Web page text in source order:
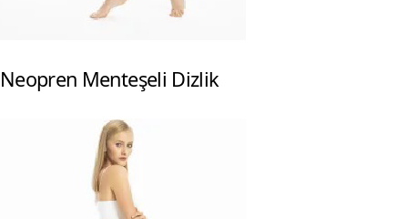
Neopren Menteşeli Dizlik